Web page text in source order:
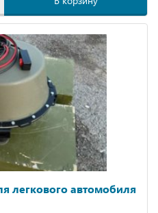
легкового автомобиля